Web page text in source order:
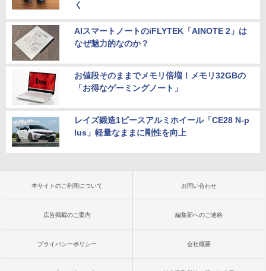
く
AIスマートノートのiFLYTEK「AINOTE 2」は
なぜ魅力的なのか？
お値段そのままでメモリ倍増！メモリ32GBの
「お得なゲーミングノート」
レイズ鍛造1ピースアルミホイール「CE28 N-p
lus」軽量なままに剛性を向上
本サイトのご利用について お問い合わせ
広告掲載のご案内 編集部へのご連絡
プライバシーポリシー 会社概要